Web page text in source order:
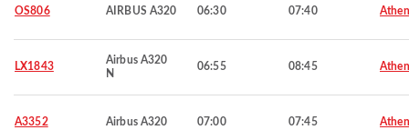
OS806 AIRBUS A320 06:30 07:40
LX1843
Airbus A320
N
06:55 08:45
A3352 Airbus A320 07:00 07:45